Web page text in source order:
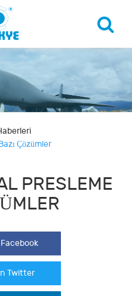
Çözümler
PRESLEME
Twitter